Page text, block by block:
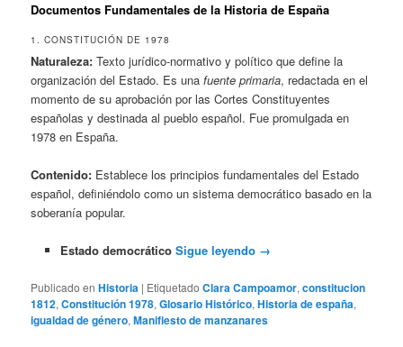
Documentos Fundamentales de la Historia de España
1. CONSTITUCIÓN DE 1978
Naturaleza: Texto jurídico-normativo y político que define la
organización del Estado. Es unafuente primaria, redactada en el
momento de su aprobación por las Cortes Constituyentes
españolas y destinada al pueblo español. Fue promulgada en
1978 en España.
Contenido: Establece los principios fundamentales del Estado
español, definiéndolo como un sistema democrático basado en la
soberanía popular.
Estado democrático Sigue leyendo →
Publicado en Historia | Etiquetado Clara Campoamor,constitucion
1812,Constitución 1978,Glosario Histórico,Historia de españa,
igualdad de género,Manifiesto de manzanares